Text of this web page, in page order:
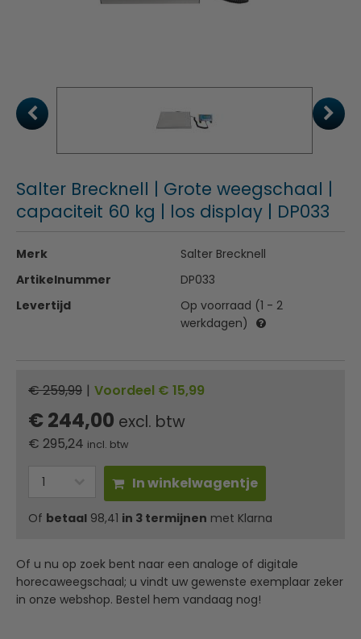
Salter Brecknell | Grote weegschaal |
capaciteit 60 kg | los display | DP033
Merk
Salter Brecknell
Artikelnummer
DP033
Levertijd
Op voorraad (1 - 2
werkdagen)
€ 259,99 | Voordeel € 15,99
€ 244,00 excl. btw
€ 295,24 incl. btw
In winkelwagentje
Of betaal 98,41 in 3 termijnen met Klarna
Of u nu op zoek bent naar een analoge of digitale
horecaweegschaal; u vindt uw gewenste exemplaar zeker
in onze webshop. Bestel hem vandaag nog!